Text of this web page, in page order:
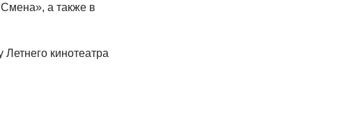
а также в
кинотеатра